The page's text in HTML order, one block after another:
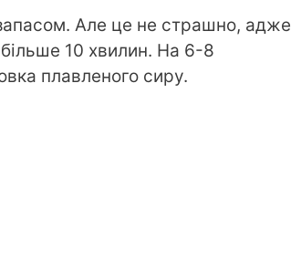
Але це не страшно, адже
10 хвилин. На 6-8
плавленого сиру.